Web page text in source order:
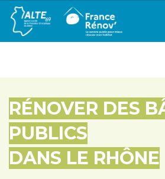
RÉNOVER DES
PUBLICS
DANS LE RHÔNE